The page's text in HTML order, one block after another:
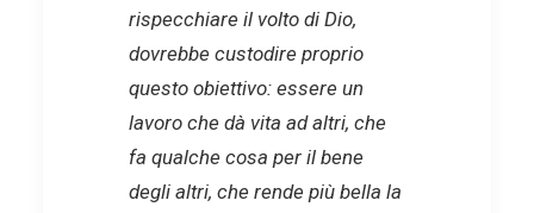
rispecchiare il volto di Dio,
dovrebbe custodire proprio
questo obiettivo: essere un
lavoro che dà vita ad altri, che
fa qualche cosa per il bene
degli altri, che rende più bella la